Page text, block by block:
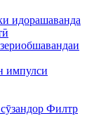
идорашаванда
импулси
Филтр